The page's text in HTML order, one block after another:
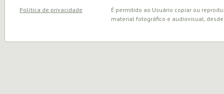
Política de privacidade
É permitido ao Usuário copiar ou
material fotográfico e audiovisual,